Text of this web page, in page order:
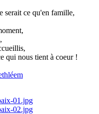
serait ce qu'en famille,
qui nous tient à coeur !